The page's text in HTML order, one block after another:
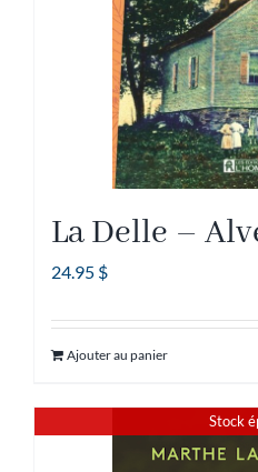
La Delle –
24.95 $
Ajouter au panier
Stock